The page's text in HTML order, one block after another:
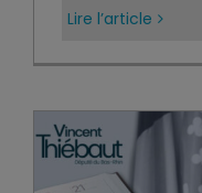
Lire l’article